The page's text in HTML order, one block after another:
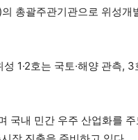
총괄주관기관으로 위성
1·2호는 국토·해양 관측,
국내 민간 우주 산업화를